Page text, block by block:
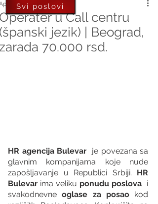
u Call centru
jezik) | Beograd,
70.000 rsd.
18, 2023
HR agencija Bulevar
  je povezana sa
glavnim kompanijama koje nude
zapošljavanje u Republici Srbiji. HR
Bulevar ima veliku ponudu poslova
  i
svakodnevne oglase za posao kod
Svi poslovi